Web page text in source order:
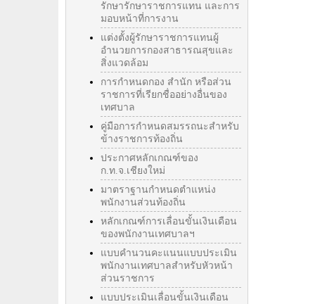
รักษารักษาราชการแทน และการ
มอบหน้าที่การงาน
แต่งตั้งผู้รักษาราชการแทนผู้
อำนวยการกองสาธารณสุขและ
สิ่งแวดล้อม
การกำหนดกอง สำนัก หรือส่วน
ราชการที่เรียกชื่ออย่างอื่นของ
เทศบาล
คู่มือการกำหนดสมรรถนะสำหรับ
ข้างราชการท้องถิ่น
ประกาศหลักเกณฑ์ของ
ก.ท.จ.เชียงใหม่
มาตราฐานกำหนดตำแหน่ง
พนักงานส่วนท้องถิ่น
หลักเกณฑ์การเลื่อนขั้นเงินเดือน
ของพนักงานเทศบาลฯ
แบบคำนวนคะแนนแบบประเมิน
พนักงานเทศบาลสำหรับหัวหน้า
ส่วนราชการ
แบบประเมินเลื่อนขั้นเงินเดือน